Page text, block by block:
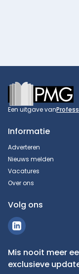
Footer
Een uitgave van
Informatie
Adverteren
Nieuws melden
Vacatures
Over ons
Volg ons
Mis nooit meer
exclusieve